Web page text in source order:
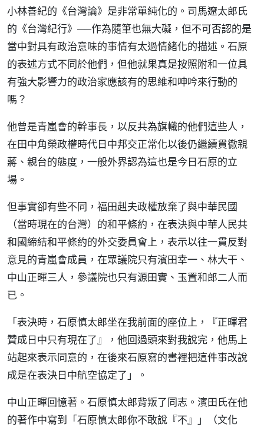
小林善紀的《台灣論》是非常單純化的。司馬遼太郎氏
的《台灣紀行》──作為隨筆也無大礙，但不可否認的是
當中對具有政治意味的事情有太過情緒化的描述。石原
的表述方式不同於他們，但他就果真是按照附和一位具
有強大影響力的政治家應該有的思維和呻吟來行動的
嗎？
他曾是青嵐會的幹事長，以反共為旗幟的他們這些人，
在田中角榮政權時代日中邦交正常化以後仍繼續貫徹親
蔣、親台的態度，一般外界認為這也是今日石原的立
場。
但事實卻有些不同，福田赳夫政權放棄了與中華民國
（當時現在的台灣）的和平條約，在表決與中華人民共
和國締結和平條約的外交委員會上，表示以往一貫反對
意見的青嵐會成員，在眾議院只有濱田幸一、林大干、
中山正暉三人，參議院也只有源田實、玉置和郎二人而
已。
「表決時，石原慎太郎坐在我前面的座位上，『正暉君
贊成日中只有現在了』，他回過頭來對我說完，他馬上
站起來表示同意的，在後來石原寫的書裡把這件事改說
成是在表決日中航空協定了」。
中山正暉回憶著。石原慎太郎背叛了同志。濱田氏在他
的著作中寫到「石原慎太郎你不敢說『不』」（文化